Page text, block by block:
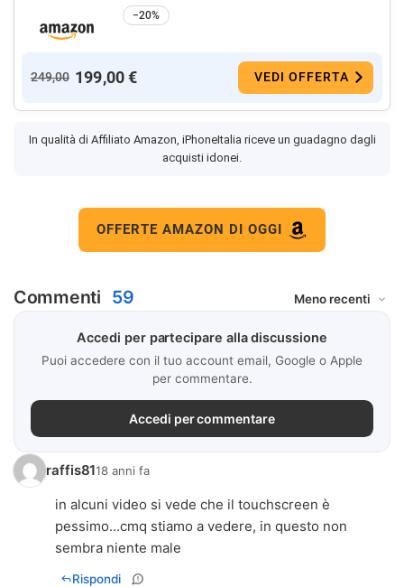
−20%
249,00 199,00 € VEDI OFFERTA
In qualità di Affiliato Amazon, iPhoneItalia riceve un guadagno dagli
acquisti idonei.
OFFERTE AMAZON DI OGGI
Commenti 59
Accedi per partecipare alla discussione
Puoi accedere con il tuo account email, Google o Apple
per commentare.
Accedi per commentare
raffis8118 anni fa
in alcuni video si vede che il touchscreen è
pessimo...cmq stiamo a vedere, in questo non
sembra niente male
Rispondi